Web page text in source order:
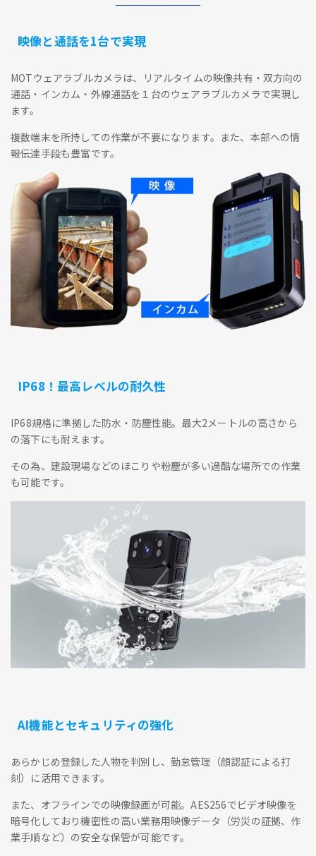
映像と通話を1台で実現
MOTウェアラブルカメラは、リアルタイムの映像共有・双方向の
通話・インカム・外線通話を１台のウェアラブルカメラで実現し
ます。
複数端末を所持しての作業が不要になります。また、本部への情
報伝達手段も豊富です。
IP68！最高レベルの耐久性
IP68規格に準拠した防水・防塵性能。最大2メートルの高さから
の落下にも耐えます。
その為、建設現場などのほこりや粉塵が多い過酷な場所での作業
も可能です。
AI機能とセキュリティの強化
あらかじめ登録した人物を判別し、勤怠管理（顔認証による打
刻）に活用できます。
また、オフラインでの映像録画が可能。AES256でビデオ映像を
暗号化しており機密性の高い業務用映像データ（労災の証拠、作
業手順など）の安全な保管が可能です。